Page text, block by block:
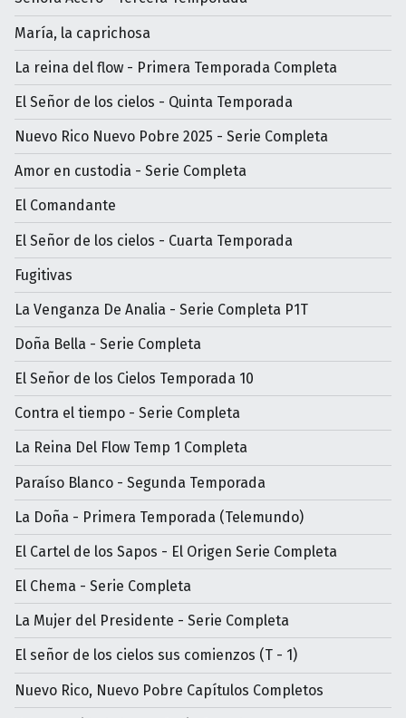
María, la caprichosa
La reina del flow - Primera Temporada Completa
El Señor de los cielos - Quinta Temporada
Nuevo Rico Nuevo Pobre 2025 - Serie Completa
Amor en custodia - Serie Completa
El Comandante
El Señor de los cielos - Cuarta Temporada
Fugitivas
La Venganza De Analia - Serie Completa P1T
Doña Bella - Serie Completa
El Señor de los Cielos Temporada 10
Contra el tiempo - Serie Completa
La Reina Del Flow Temp 1 Completa
Paraíso Blanco - Segunda Temporada
La Doña - Primera Temporada (Telemundo)
El Cartel de los Sapos - El Origen Serie Completa
El Chema - Serie Completa
La Mujer del Presidente - Serie Completa
El señor de los cielos sus comienzos (T - 1)
Nuevo Rico, Nuevo Pobre Capítulos Completos